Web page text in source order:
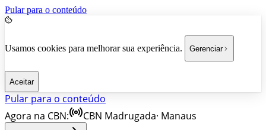
Pular para o conteúdo
Usamos cookies para melhorar sua experiência. Gerenciar
Aceitar
Pular para o conteúdo
Agora na CBN:
CBN Madrugada· Manaus